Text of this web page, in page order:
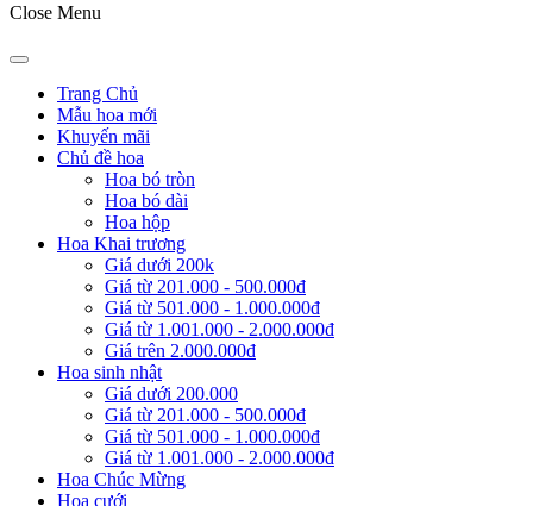
Close Menu
Trang Chủ
Mẫu hoa mới
Khuyến mãi
Chủ đề hoa
Hoa bó tròn
Hoa bó dài
Hoa hộp
Hoa Khai trương
Giá dưới 200k
Giá từ 201.000 - 500.000đ
Giá từ 501.000 - 1.000.000đ
Giá từ 1.001.000 - 2.000.000đ
Giá trên 2.000.000đ
Hoa sinh nhật
Giá dưới 200.000
Giá từ 201.000 - 500.000đ
Giá từ 501.000 - 1.000.000đ
Giá từ 1.001.000 - 2.000.000đ
Hoa Chúc Mừng
Hoa cưới